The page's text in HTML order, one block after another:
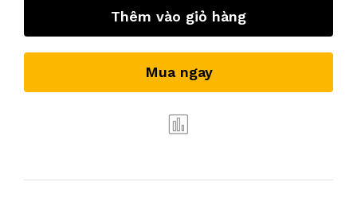
Thêm vào giỏ hàng
Mua ngay